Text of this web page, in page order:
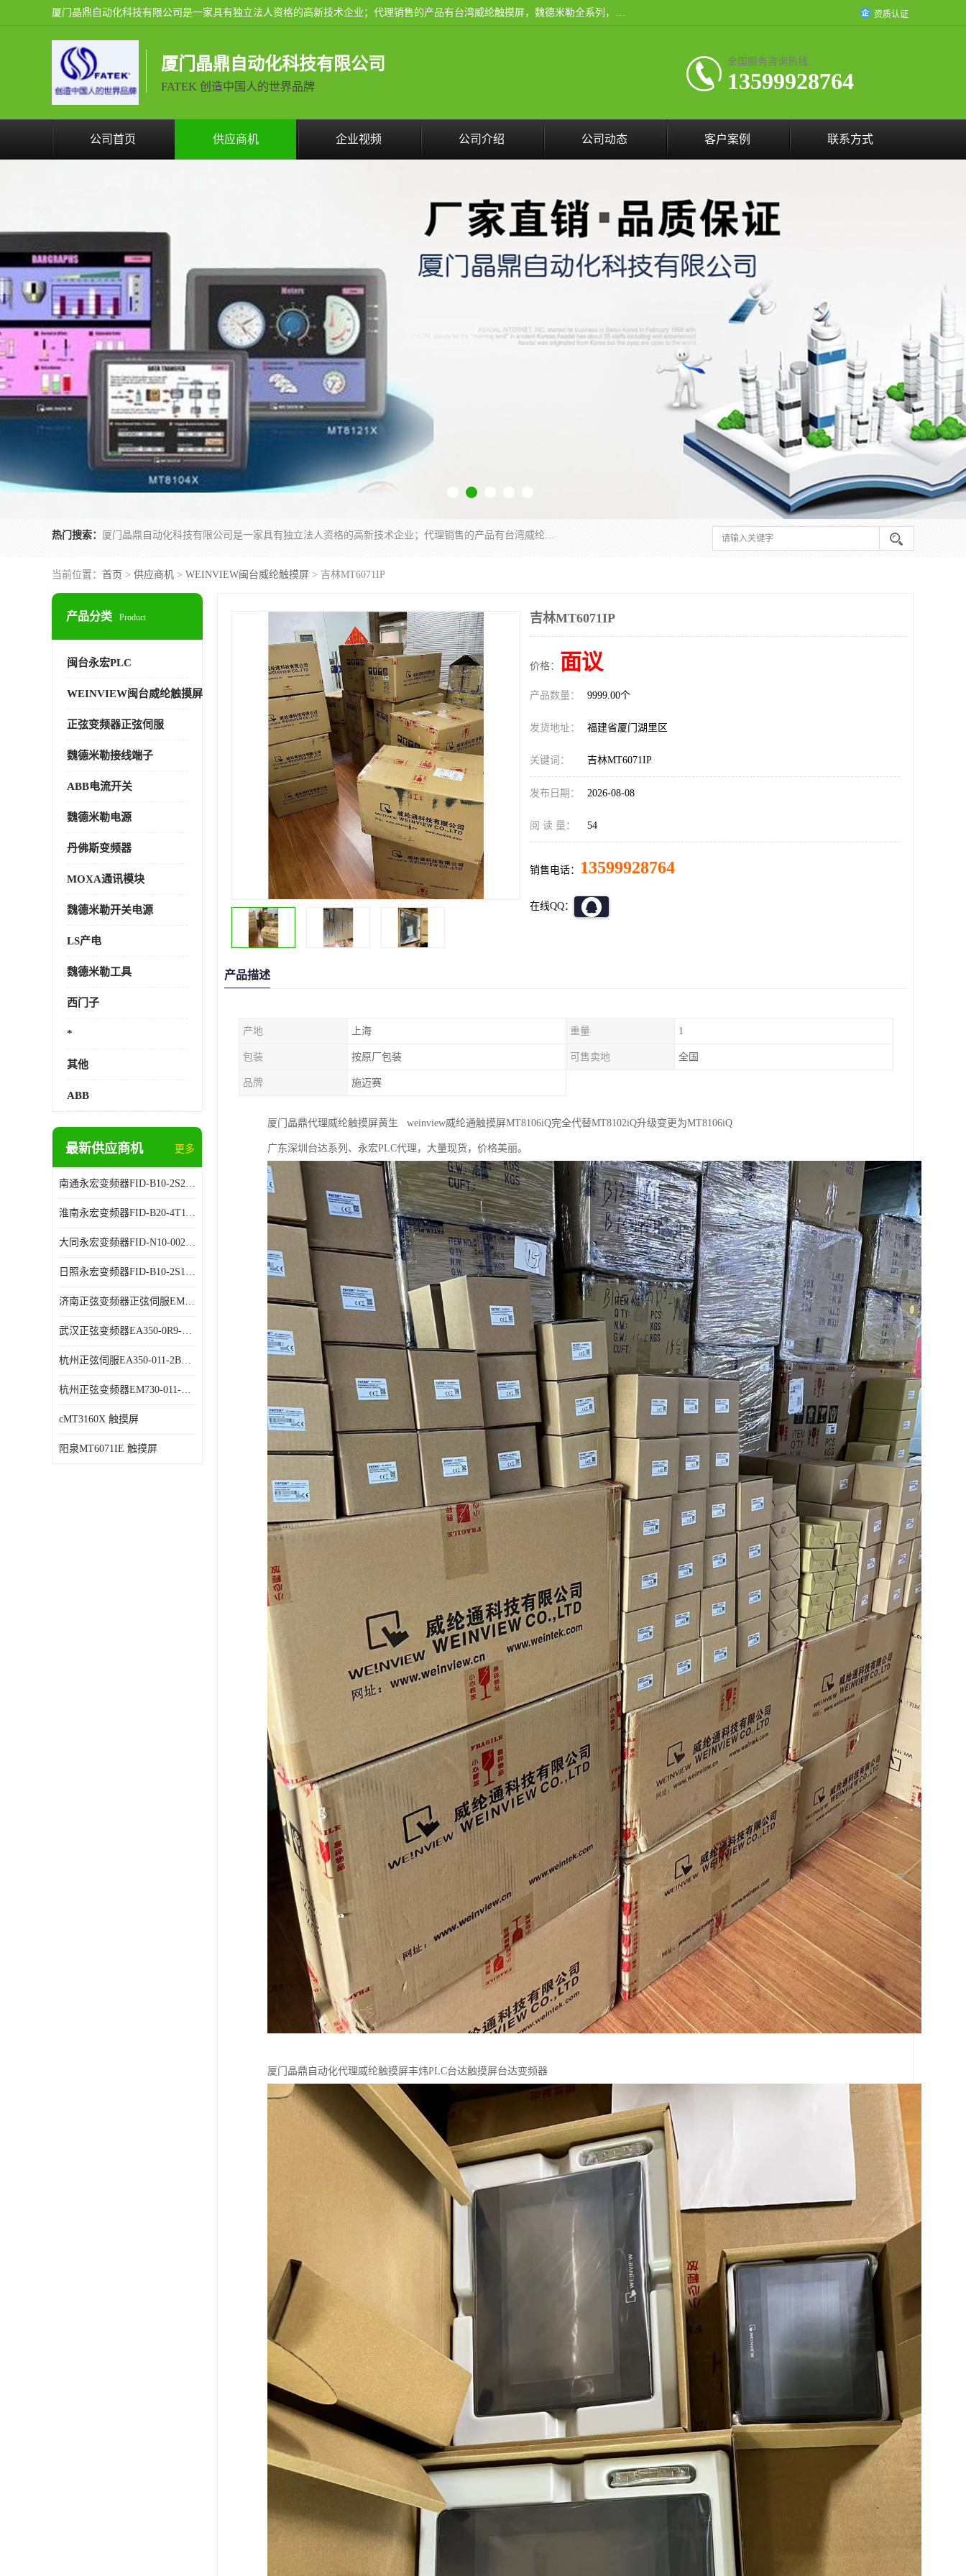
厦门晶鼎自动化科技有限公司是一家具有独立法人资格的高新技术企业；代理销售的产品有台湾威纶触摸屏，魏德米勒全系列，永宏触摸屏,威纶触摸屏,台湾威纶weinview触摸屏,台湾永宏PLC，FATEK,永宏伺服,图儿克总线，施耐德，欧姆龙，西门子，富士变频，K&N蓝系列， BUSSMANN，松下变频器，丹佛斯变频器等。 资质认证
厦门晶鼎自动化科技有限公司
FATEK 创造中国人的世界品牌
全国服务咨询热线:
13599928764
公司首页 供应商机 企业视频 公司介绍 公司动态 客户案例 联系方式
热门搜索： 厦门晶鼎自动化科技有限公司是一家具有独立法人资格的高新技术企业；代理销售的产品有台湾威纶触摸屏，魏德米勒全系列，永宏触摸屏,威纶触摸屏,台湾威纶weinview触摸屏,台湾永宏PLC，FATEK,永宏伺服,图儿克总线，施耐德，欧姆龙，西门子，富士变频，K&N蓝系列， BUSSMANN，松下变频器，丹佛斯变频器等。
当前位置： 首页 > 供应商机 > WEINVIEW闽台威纶触摸屏 > 吉林MT6071IP
产品分类 Product
闽台永宏PLC
WEINVIEW闽台威纶触摸屏
正弦变频器正弦伺服
魏德米勒接线端子
ABB电流开关
魏德米勒电源
丹佛斯变频器
MOXA通讯模块
魏德米勒开关电源
LS产电
魏德米勒工具
西门子
*
其他
ABB
最新供应商机 更多
南通永宏变频器FID-B10-2S2.2G 厂家销售
淮南永宏变频器FID-B20-4T11G 厂家销售
大同永宏变频器FID-N10-002243 厂家销售
日照永宏变频器FID-B10-2S1.5G 代理商销售
济南正弦变频器正弦伺服EM730-315-3代理商 变频器 代理商销售
武汉正弦变频器EA350-0R9-1B代理商 变频器 代理商销售
杭州正弦伺服EA350-011-2B代理商 变频器 代理商销售
杭州正弦变频器EM730-011-3B代理商 变频器 代理商销售
cMT3160X 触摸屏
阳泉MT6071IE 触摸屏
吉林MT6071IP
价格： 面议
产品数量： 9999.00个
发货地址： 福建省厦门湖里区
关键词： 吉林MT6071IP
发布日期： 2026-08-08
阅 读 量： 54
销售电话： 13599928764
在线QQ：
产品描述
产地 上海 重量 1
包装 按原厂包装 可售卖地 全国
品牌 施迈赛
厦门晶鼎代理威纶触摸屏黄生 weinview威纶通触摸屏MT8106iQ完全代替MT8102iQ升级变更为MT8106iQ
广东深圳台达系列、永宏PLC代理，大量现货，价格美丽。
厦门晶鼎自动化代理威纶触摸屏丰炜PLC台达触摸屏台达变频器